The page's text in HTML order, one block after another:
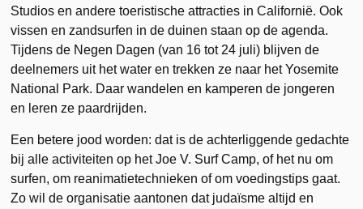
Studios en andere toeristische attracties in Californië. Ook
vissen en zandsurfen in de duinen staan op de agenda.
Tijdens de Negen Dagen (van 16 tot 24 juli) blijven de
deelnemers uit het water en trekken ze naar het Yosemite
National Park. Daar wandelen en kamperen de jongeren
en leren ze paardrijden.
Een betere jood worden: dat is de achterliggende gedachte
bij alle activiteiten op het Joe V. Surf Camp, of het nu om
surfen, om reanimatietechnieken of om voedingstips gaat.
Zo wil de organisatie aantonen dat judaïsme altijd en